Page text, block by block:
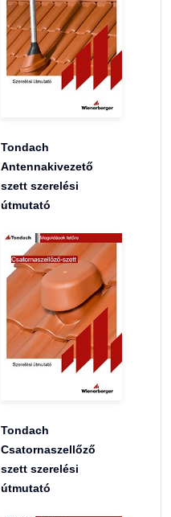
Tondach
Antennakivezető
szett szerelési
útmutató
Tondach
Csatornaszellőző
szett szerelési
útmutató